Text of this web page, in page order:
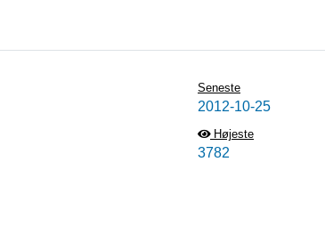
Seneste
2012-10-25
Højeste
3782